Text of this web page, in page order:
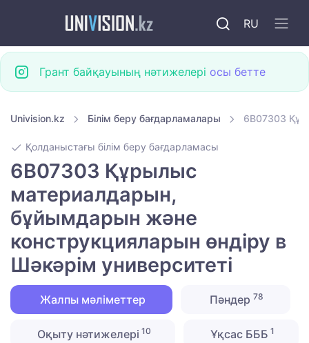
RU
Грант байқауының нәтижелері осы бетте
Univision.kz Білім беру бағдарламалары 6B07303
Қолданыстағы білім беру бағдарламасы
6B07303 Құрылыс
материалдарын,
бұйымдарын және
конструкцияларын өндіру в
Шәкәрім университеті
Жалпы мәліметтер Пәндер 78
Оқыту нәтижелері 10 Ұқсас БББ 1